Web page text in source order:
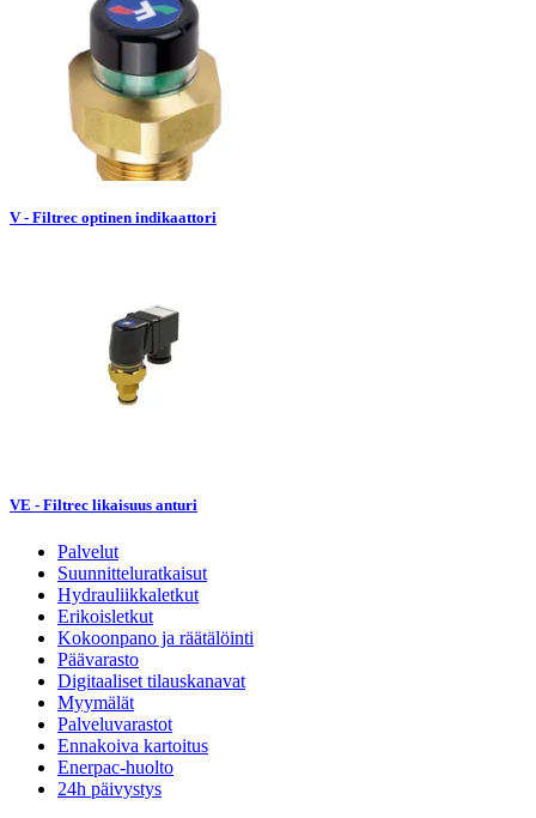
V - Filtrec optinen indikaattori
VE - Filtrec likaisuus anturi
Palvelut
Suunnitteluratkaisut
Hydrauliikkaletkut
Erikoisletkut
Kokoonpano ja räätälöinti
Päävarasto
Digitaaliset tilauskanavat
Myymälät
Palveluvarastot
Ennakoiva kartoitus
Enerpac-huolto
24h päivystys